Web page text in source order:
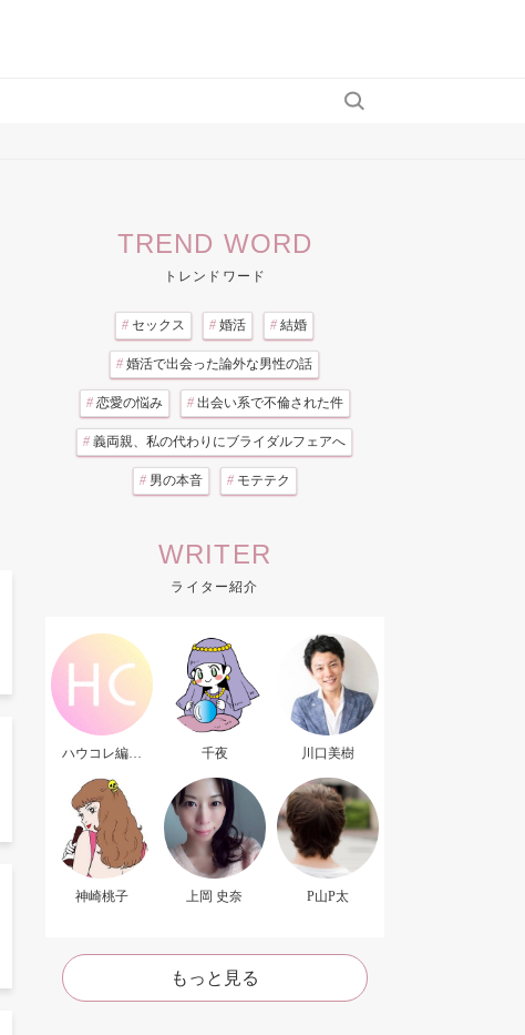
TREND WORD
トレンドワード
# セックス # 婚活 # 結婚
# 婚活で出会った論外な男性の話
# 恋愛の悩み # 出会い系で不倫された件
# 義両親、私の代わりにブライダルフェアへ
# 男の本音 # モテテク
WRITER
ライター紹介
ハウコレ編集
千夜 川口美樹
神崎桃子 上岡 史奈 P山P太
もっと見る